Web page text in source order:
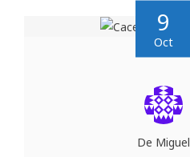
9
Oct
De Miguel